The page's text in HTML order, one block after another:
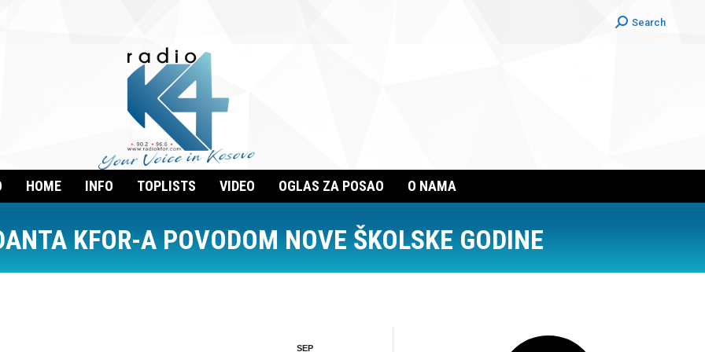
Search:
Search
HOME INFO TOPLISTS VIDEO OGLAS ZA POSAO O NAMA
KFOR-A POVODOM NOVE ŠKOLSKE GODINE
SEP